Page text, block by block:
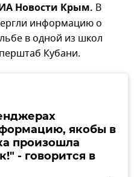
Новости Крым. В
информацию о
в одной из школ
Кубани.
якобы в
произошла
- говорится в